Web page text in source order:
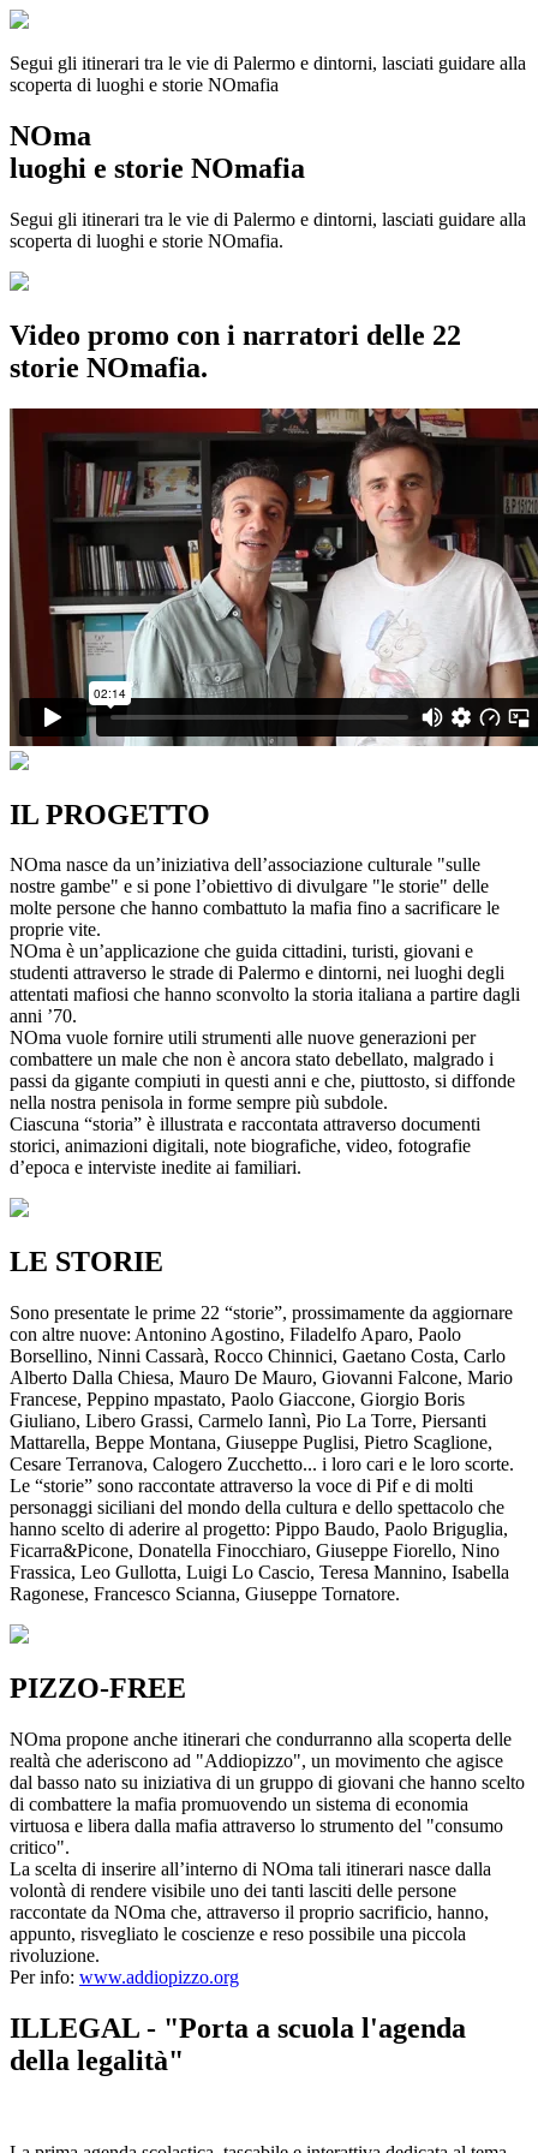
Segui gli itinerari tra le vie di Palermo e dintorni, lasciati guidare alla
scoperta di luoghi e storie NOmafia
NOma
luoghi e storie NOmafia
Segui gli itinerari tra le vie di Palermo e dintorni, lasciati guidare alla
scoperta di luoghi e storie NOmafia.
Video promo con i narratori delle 22
storie NOmafia.
IL PROGETTO
NOma nasce da un’iniziativa dell’associazione culturale "sulle
nostre gambe" e si pone l’obiettivo di divulgare "le storie" delle
molte persone che hanno combattuto la mafia fino a sacrificare le
proprie vite.
NOma è un’applicazione che guida cittadini, turisti, giovani e
studenti attraverso le strade di Palermo e dintorni, nei luoghi degli
attentati mafiosi che hanno sconvolto la storia italiana a partire dagli
anni ’70.
NOma vuole fornire utili strumenti alle nuove generazioni per
combattere un male che non è ancora stato debellato, malgrado i
passi da gigante compiuti in questi anni e che, piuttosto, si diffonde
nella nostra penisola in forme sempre più subdole.
Ciascuna “storia” è illustrata e raccontata attraverso documenti
storici, animazioni digitali, note biografiche, video, fotografie
d’epoca e interviste inedite ai familiari.
LE STORIE
Sono presentate le prime 22 “storie”, prossimamente da aggiornare
con altre nuove: Antonino Agostino, Filadelfo Aparo, Paolo
Borsellino, Ninni Cassarà, Rocco Chinnici, Gaetano Costa, Carlo
Alberto Dalla Chiesa, Mauro De Mauro, Giovanni Falcone, Mario
Francese, Peppino mpastato, Paolo Giaccone, Giorgio Boris
Giuliano, Libero Grassi, Carmelo Iannì, Pio La Torre, Piersanti
Mattarella, Beppe Montana, Giuseppe Puglisi, Pietro Scaglione,
Cesare Terranova, Calogero Zucchetto... i loro cari e le loro scorte.
Le “storie” sono raccontate attraverso la voce di Pif e di molti
personaggi siciliani del mondo della cultura e dello spettacolo che
hanno scelto di aderire al progetto: Pippo Baudo, Paolo Briguglia,
Ficarra&Picone, Donatella Finocchiaro, Giuseppe Fiorello, Nino
Frassica, Leo Gullotta, Luigi Lo Cascio, Teresa Mannino, Isabella
Ragonese, Francesco Scianna, Giuseppe Tornatore.
PIZZO-FREE
NOma propone anche itinerari che condurranno alla scoperta delle
realtà che aderiscono ad "Addiopizzo", un movimento che agisce
dal basso nato su iniziativa di un gruppo di giovani che hanno scelto
di combattere la mafia promuovendo un sistema di economia
virtuosa e libera dalla mafia attraverso lo strumento del "consumo
critico".
La scelta di inserire all’interno di NOma tali itinerari nasce dalla
volontà di rendere visibile uno dei tanti lasciti delle persone
raccontate da NOma che, attraverso il proprio sacrificio, hanno,
appunto, risvegliato le coscienze e reso possibile una piccola
rivoluzione.
Per info: www.addiopizzo.org
ILLEGAL - "Porta a scuola l'agenda
della legalità"